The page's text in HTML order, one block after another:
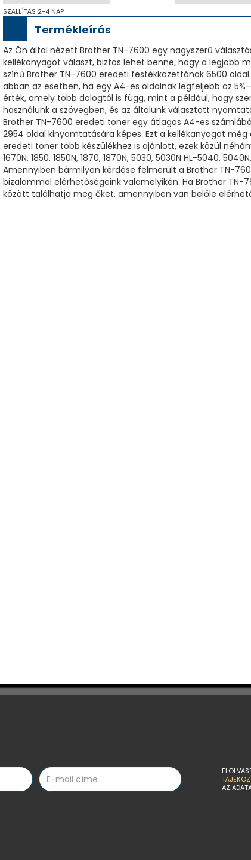
SZÁLLÍTÁS 2-4 NAP
Termékleírás
Az Ön által nézett Brother TN-7600 egy nagyszerű
kellékanyagot választ, biztos lehet benne, hogy a legjobb
színű Brother TN-7600 eredeti festékkazettának 6500
abban az esetben, ha egy A4-es oldalnak legfeljebb az
érték, amely több dologtól is függ, mint a például, hogy
használunk a szövegben, és az általunk választott
Brother TN-7600 eredeti toner egy átlagos A4-es
2954 oldal kinyomtatására képes. Ezt a kellékanyagot
eredeti toner több készülékhez is ajánlott, ezek közül
1670N, 1850, 1850N, 1870, 1870N, 5030, 5030N HL-5040,
Amennyiben bármilyen kérdése felmerült a Brother TN-
bizalommal elérhetőségeink valamelyikén. Ha Brother
között találhatja meg őket, amennyiben van belőle
AZ